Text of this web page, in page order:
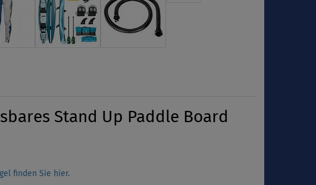
Stand Up Paddle Board
finden Sie hier.